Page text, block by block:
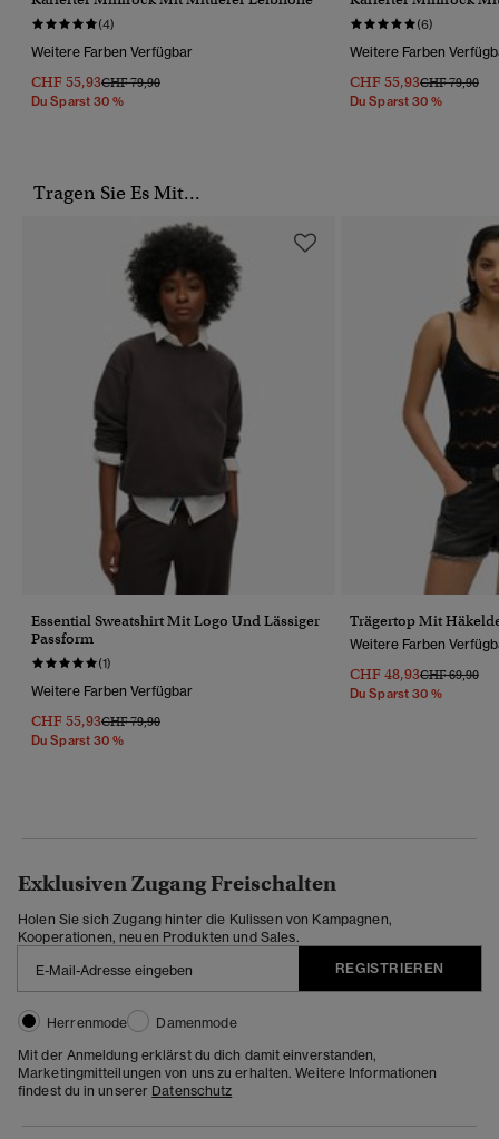
(4)
Weitere Farben Verfügbar
CHF 55,93Preis Wurde Reduziert Von
CHF 79,90Bis
Du Sparst 30 %
(6)
Weitere Farben
CHF 55,93Preis Wurde
CHF 79,90Bis
Du Sparst 30 %
Tragen Sie Es Mit...
Essential Sweatshirt Mit Logo Und Lässiger
Passform
(1)
Weitere Farben Verfügbar
CHF 55,93Preis Wurde Reduziert Von
CHF 79,90Bis
Du Sparst 30 %
Trägertop Mit
Weitere Farben
CHF 48,93Preis Wurde
CHF 69,90Bis
Du Sparst 30 %
Exklusiven Zugang Freischalten
Holen Sie sich Zugang hinter die Kulissen von Kampagnen,
Kooperationen, neuen Produkten und Sales.
REGISTRIEREN
Herrenmode
Damenmode
Mit der Anmeldung erklärst du dich damit einverstanden,
Marketingmitteilungen von uns zu erhalten. Weitere Informationen
findest du in unserer Datenschutz